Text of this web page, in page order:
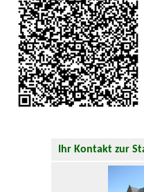
Ihr Kontakt zur